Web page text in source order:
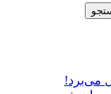
می‌برد!